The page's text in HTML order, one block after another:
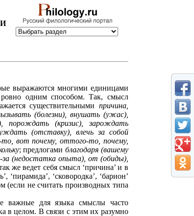
выражаются многими единицами
одним способом. Так, смысл
существительными причина,
(болезни), внушать (ужас),
порождать (кризис), зарождать
(отставку), влечь за собой
вот почему, оттого-то, почему,
; предлогами благодаря (вашему
за (недостатка опыта), от (обиды),
же ведет себя смысл ‘причина’ и в
‘пирамида’, ‘сковородка’, ‘барион’
(если не считать производных типа
важные для языка смыслы часто
в целом. В связи с этим их разумно